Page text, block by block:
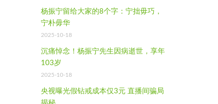
杨振宁留给大家的8个字：宁拙毋巧，
宁朴毋华
2025-10-18
沉痛悼念！杨振宁先生因病逝世，享年
103岁
2025-10-18
央视曝光假钻戒成本仅3元 直播间骗局